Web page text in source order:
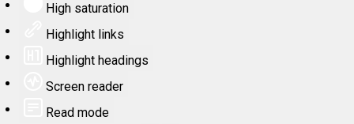
High saturation
Highlight links
Highlight headings
Screen reader
Read mode